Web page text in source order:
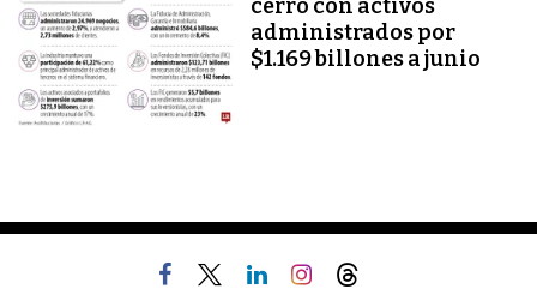
cerró con activos
administrados por
$1.169 billones a junio